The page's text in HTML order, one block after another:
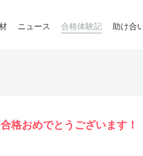
ニュース 合格体験記 助け合
合格おめでとうございます！